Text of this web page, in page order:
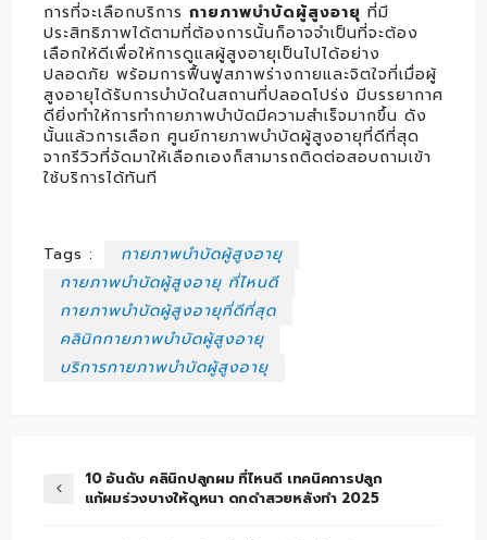
การที่จะเลือกบริการ กายภาพบำบัดผู้สูงอายุ ที่มี
ประสิทธิภาพได้ตามที่ต้องการนั้นก็อาจจำเป็นที่จะต้อง
เลือกให้ดีเพื่อให้การดูแลผู้สูงอายุเป็นไปได้อย่าง
ปลอดภัย พร้อมการฟื้นฟูสภาพร่างกายและจิตใจที่เมื่อผู้
สูงอายุได้รับการบำบัดในสถานที่ปลอดโปร่ง มีบรรยากาศ
ดียิ่งทำให้การทำกายภาพบำบัดมีความสำเร็จมากขึ้น ดัง
นั้นแล้วการเลือก ศูนย์กายภาพบำบัดผู้สูงอายุที่ดีที่สุด
จากรีวิวที่จัดมาให้เลือกเองก็สามารถติดต่อสอบถามเข้า
ใช้บริการได้ทันที
Tags :
กายภาพบำบัดผู้สูงอายุ
กายภาพบำบัดผู้สูงอายุ ที่ไหนดี
กายภาพบำบัดผู้สูงอายุที่ดีที่สุด
คลินิกกายภาพบำบัดผู้สูงอายุ
บริการกายภาพบำบัดผู้สูงอายุ
10 อันดับ คลินิกปลูกผม ที่ไหนดี เทคนิคการปลูก
แก้ผมร่วงบางให้ดูหนา ดกดำสวยหลังทำ 2025